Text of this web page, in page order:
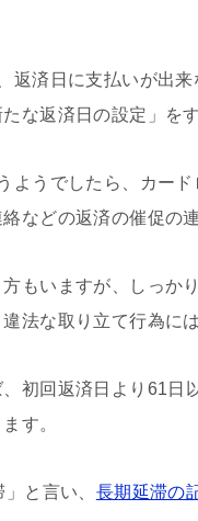
返済日に支払いが出
な返済日の設定」を
ようでしたら、カー
などの返済の催促の
もいますが、しっか
法な取り立て行為に
初回返済日より61日
す。
と言い、 長期延滞の